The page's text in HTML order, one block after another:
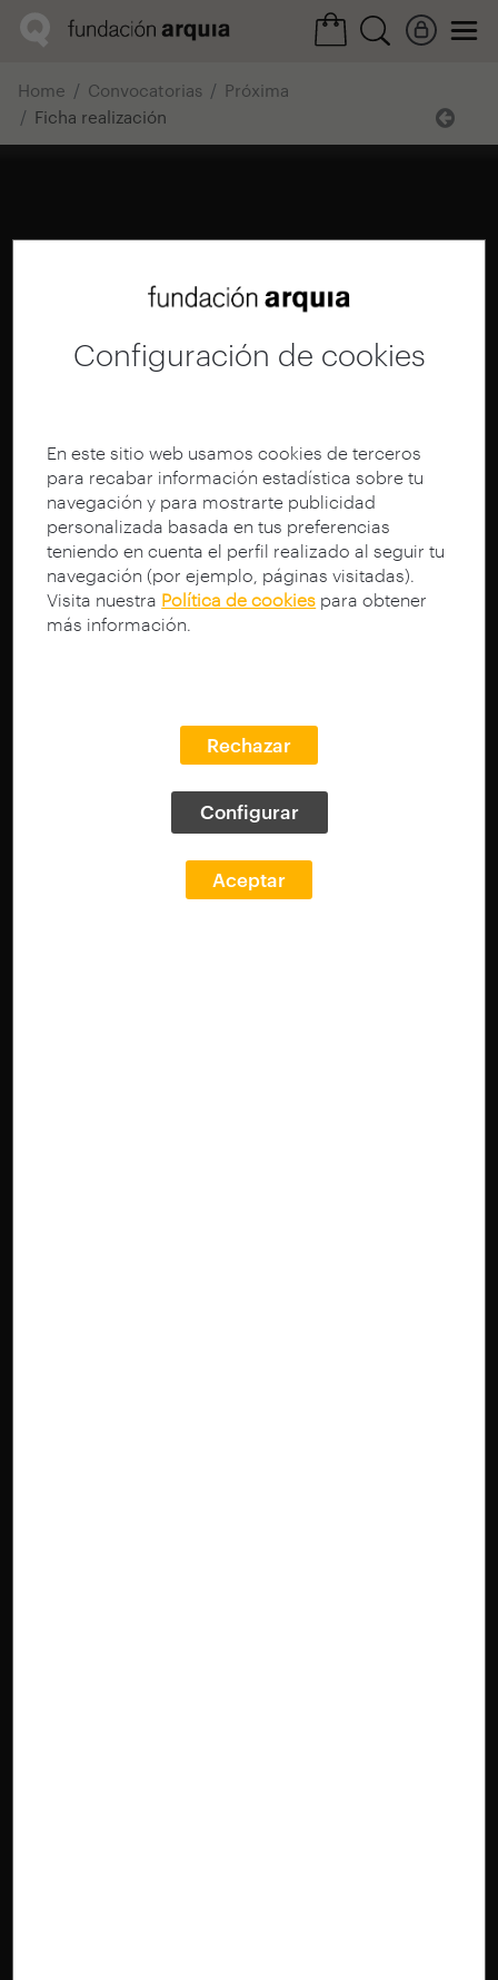
Configuración de cookies
En este sitio web usamos cookies de terceros
para recabar información estadística sobre tu
navegación y para mostrarte publicidad
personalizada basada en tus preferencias
teniendo en cuenta el perfil realizado al seguir tu
navegación (por ejemplo, páginas visitadas).
Visita nuestra Política de cookies para obtener
más información.
Rechazar
Configurar
Aceptar
Home Convocatorias
Próxima
Ficha realización